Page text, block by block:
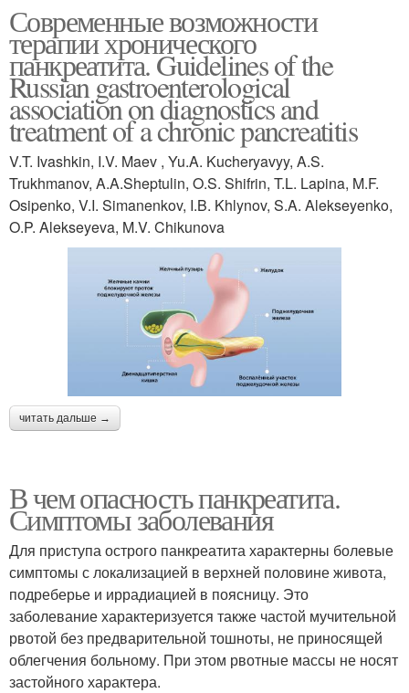
Современные возможности
терапии хронического
панкреатита. Guidelines of the
Russian gastroenterological
association on diagnostics and
treatment of a chronic pancreatitis
V.T. Ivashkin, I.V. Maev , Yu.A. Kucheryavyy, A.S.
Trukhmanov, A.A.Sheptulin, O.S. Shifrin, T.L. Lapina, M.F.
Osipenko, V.I. Simanenkov, I.B. Khlynov, S.A. Alekseyenko,
O.P. Alekseyeva, M.V. Chikunova
читать дальше →
В чем опасность панкреатита.
Симптомы заболевания
Для приступа острого панкреатита характерны болевые
симптомы с локализацией в верхней половине живота,
подреберье и иррадиацией в поясницу. Это
заболевание характеризуется также частой мучительной
рвотой без предварительной тошноты, не приносящей
облегчения больному. При этом рвотные массы не носят
застойного характера.